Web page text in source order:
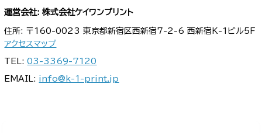
運営会社: 株式会社ケイワンプリント
住所: 〒160-0023 東京都新宿区西新宿7-2-6 西新宿K-1ビル5F
アクセスマップ
TEL:03-3369-7120
EMAIL: info@k-1-print.jp